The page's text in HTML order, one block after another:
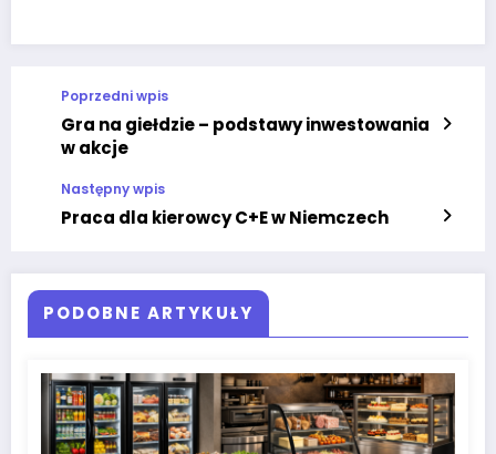
Poprzedni wpis
Gra na giełdzie – podstawy inwestowania
w akcje
Następny wpis
Praca dla kierowcy C+E w Niemczech
PODOBNE ARTYKUŁY